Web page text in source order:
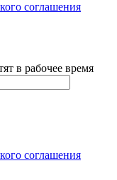
соглашения
в рабочее время
соглашения